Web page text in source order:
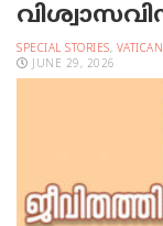
SPECIAL STORIES, VATICAN
JUNE 29, 2026